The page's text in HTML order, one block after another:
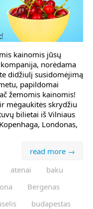
kainomis jūsų
norėdama
didžiulį susidomėjimą
papildomai
žemomis kainomis!
mėgaukitės skrydžiu
bilietai iš Vilniaus
Londonas,
read more →
atenai
baku
Bergenas
budapestas